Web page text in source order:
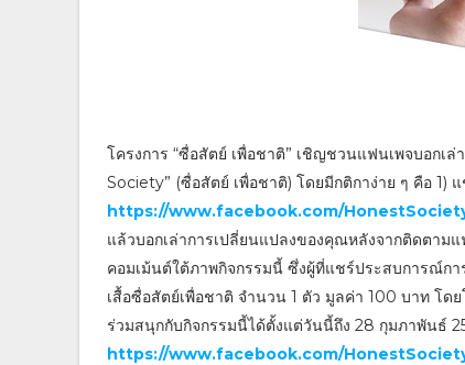
โครงการ “ซื่อสัตย์ เพื่อชาติ” เชิญชวนแฟนเพจบอกเ
Society” (ซื่อสัตย์ เพื่อชาติ) โดยมีกติกาง่าย ๆ คือ 1)
https://www.facebook.com/
แล้วบอกเล่าการเปลี่ยนแปลงของคุณหลังจากติดตาม
คอมเม้นต์ใต้ภาพกิจกรรมนี้ ซึ่งผู้ที่แชร์ประสบการณ์ก
เสื้อซื่อสัตย์เพื่อชาติ จำนวน 1 ตัว มูลค่า 100 บาท โด
ร่วมสนุกกับกิจกรรมนี้ได้ตั้งแต่วันนี้ถึง 28 กุมภาพันธ์
https://www.facebook.com/